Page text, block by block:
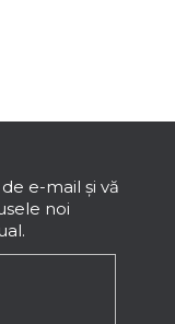
e-mail şi vă
noi